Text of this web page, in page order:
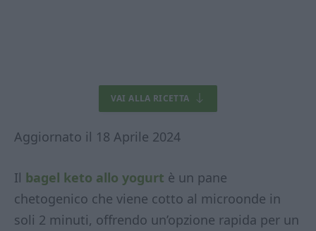
VAI ALLA RICETTA
Aggiornato il 18 Aprile 2024
Il bagel keto allo yogurt è un pane
chetogenico che viene cotto al microonde in
soli 2 minuti, offrendo un’opzione rapida per un